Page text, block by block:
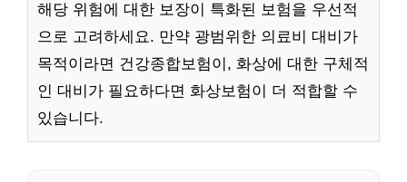
해당 위험에 대한 보장이 특화된 보험을 우선적
으로 고려하세요. 만약 광범위한 의료비 대비가
목적이라면 건강종합보험이, 화상에 대한 구체적
인 대비가 필요하다면 화상보험이 더 적합할 수
있습니다.